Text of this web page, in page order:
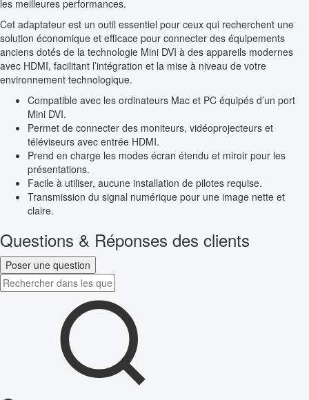
les meilleures performances.
Cet adaptateur est un outil essentiel pour ceux qui recherchent une
solution économique et efficace pour connecter des équipements
anciens dotés de la technologie Mini DVI à des appareils modernes
avec HDMI, facilitant l’intégration et la mise à niveau de votre
environnement technologique.
Compatible avec les ordinateurs Mac et PC équipés d’un port
Mini DVI.
Permet de connecter des moniteurs, vidéoprojecteurs et
téléviseurs avec entrée HDMI.
Prend en charge les modes écran étendu et miroir pour les
présentations.
Facile à utiliser, aucune installation de pilotes requise.
Transmission du signal numérique pour une image nette et
claire.
Questions & Réponses des clients
Poser une question